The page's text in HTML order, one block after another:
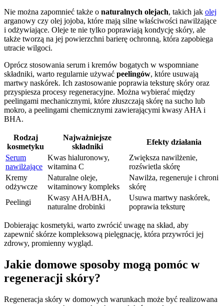
Nie można zapomnieć także o naturalnych olejach, takich jak olej
arganowy czy olej jojoba, które mają silne właściwości nawilżające
i odżywiające. Oleje te nie tylko poprawiają kondycję skóry, ale
także tworzą na jej powierzchni barierę ochronną, która zapobiega
utracie wilgoci.
Oprócz stosowania serum i kremów bogatych w wspomniane
składniki, warto regularnie używać peelingów, które usuwają
martwy naskórek. Ich zastosowanie poprawia teksturę skóry oraz
przyspiesza procesy regeneracyjne. Można wybierać między
peelingami mechanicznymi, które złuszczają skórę na sucho lub
mokro, a peelingami chemicznymi zawierającymi kwasy AHA i
BHA.
Rodzaj
kosmetyku
Najważniejsze
składniki
Efekty działania
Serum
nawilżające
Kwas hialuronowy,
witamina C
Zwiększa nawilżenie,
rozświetla skórę
Kremy
odżywcze
Naturalne oleje,
witaminowy kompleks
Nawilża, regeneruje i chroni
skórę
Peelingi
Kwasy AHA/BHA,
naturalne drobinki
Usuwa martwy naskórek,
poprawia teksturę
Dobierając kosmetyki, warto zwrócić uwagę na skład, aby
zapewnić skórze kompleksową pielęgnację, która przywróci jej
zdrowy, promienny wygląd.
Jakie domowe sposoby mogą pomóc w
regeneracji skóry?
Regeneracja skóry w domowych warunkach może być realizowana